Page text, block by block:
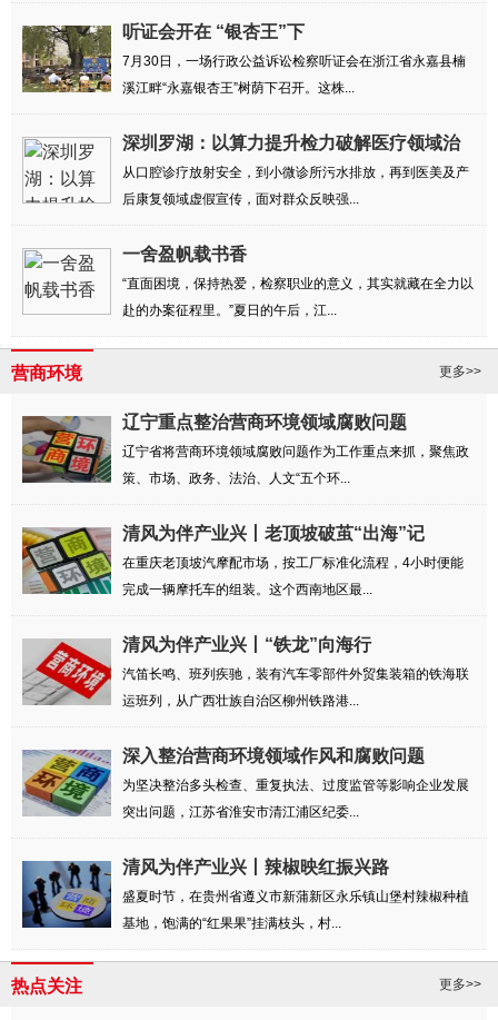
听证会开在 “银杏王”下
7月30日，一场行政公益诉讼检察听证会在浙江省永嘉县楠
溪江畔“永嘉银杏王”树荫下召开。这株...
深圳罗湖：以算力提升检力破解医疗领域治
理难题
从口腔诊疗放射安全，到小微诊所污水排放，再到医美及产
后康复领域虚假宣传，面对群众反映强...
一舍盈帆载书香
“直面困境，保持热爱，检察职业的意义，其实就藏在全力以
赴的办案征程里。”夏日的午后，江...
营商环境 更多>>
辽宁重点整治营商环境领域腐败问题
辽宁省将营商环境领域腐败问题作为工作重点来抓，聚焦政
策、市场、政务、法治、人文“五个环...
清风为伴产业兴丨老顶坡破茧“出海”记
在重庆老顶坡汽摩配市场，按工厂标准化流程，4小时便能
完成一辆摩托车的组装。这个西南地区最...
清风为伴产业兴丨“铁龙”向海行
汽笛长鸣、班列疾驰，装有汽车零部件外贸集装箱的铁海联
运班列，从广西壮族自治区柳州铁路港...
深入整治营商环境领域作风和腐败问题
为坚决整治多头检查、重复执法、过度监管等影响企业发展
突出问题，江苏省淮安市清江浦区纪委...
清风为伴产业兴丨辣椒映红振兴路
盛夏时节，在贵州省遵义市新蒲新区永乐镇山堡村辣椒种植
基地，饱满的“红果果”挂满枝头，村...
热点关注 更多>>